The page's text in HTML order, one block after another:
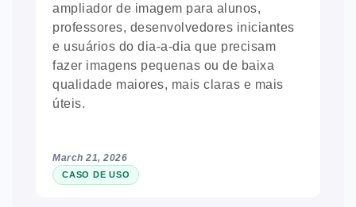
ampliador de imagem para alunos,
professores, desenvolvedores iniciantes
e usuários do dia-a-dia que precisam
fazer imagens pequenas ou de baixa
qualidade maiores, mais claras e mais
úteis.
March 21, 2026
CASO DE USO